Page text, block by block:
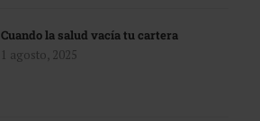
Cuando la salud vacía tu cartera
1 agosto, 2025